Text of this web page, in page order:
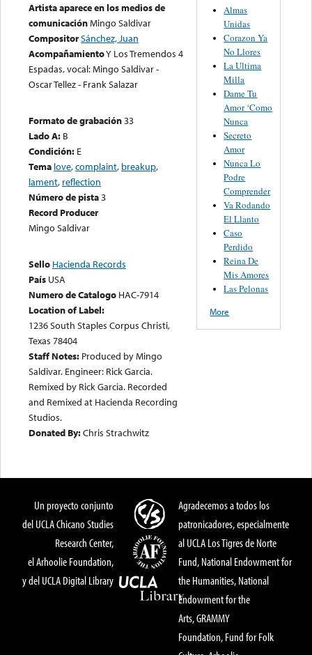
Artista aparece en los medios de
comunicaciónMingo Saldivar
CompositorSánchez, Juan
AcompañamientoY Los Tremendos 4
Espadas, vocal: Mingo Saldivar -
Oscar Tellez - Frank Salazar
Formato de grabación33
Lado A: B
Condición: E
Tema love,complaint, breakup,
lament, reflection
Número de pista3
Record Producer
Mingo Saldivar
Sello Hacienda Records
País USA
Numero de Catalogo HAC-7914
Location of Label:
1236 South Staples Corpus Christi,
Texas 78404
Staff Notes: Produced by Mingo
Saldivar. Engineer: Rick Garcia.
Remixed by Rick Garcia. Recorded
and Remixed at Hacienda Recording
Studios.
Donated By:Chris Strachwitz
Almas
Unidas
Corazon Ya
No Llores
La Ultima
Milla
Dame Tu
Amor ‘Como
Nunca
Secreto
Amor
Nunca Lo
Podre
Comprender
Va Rodando
El Llanto
Caso
Perdido
Reina De
Mis Amores
Las Pelonas
More
Un proyecto conjunto
del UCLA Chicano Studies
Research Center,
el Arhoolie Foundation,
y del UCLA Digital Library
Agradecemos a todos los
patronicadores, especialmente
al UCLA Los Tigres de Norte
Fund, National Endowment for
the Humanities, National
Endowment for the
Arts, GRAMMY
Foundation, Fund for Folk